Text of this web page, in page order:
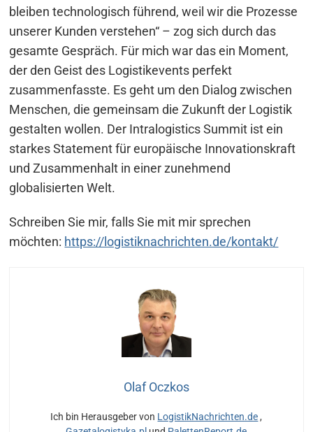
bleiben technologisch führend, weil wir die Prozesse
unserer Kunden verstehen“ – zog sich durch das
gesamte Gespräch. Für mich war das ein Moment,
der den Geist des Logistikevents perfekt
zusammenfasste. Es geht um den Dialog zwischen
Menschen, die gemeinsam die Zukunft der Logistik
gestalten wollen. Der Intralogistics Summit ist ein
starkes Statement für europäische Innovationskraft
und Zusammenhalt in einer zunehmend
globalisierten Welt.
Schreiben Sie mir, falls Sie mit mir sprechen
möchten: https://logistiknachrichten.de/kontakt/
Olaf Oczkos
Ich bin Herausgeber von LogistikNachrichten.de,